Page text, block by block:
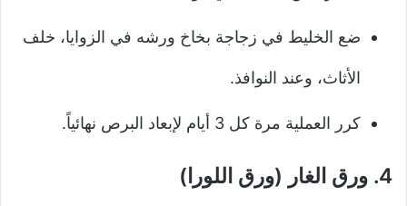
ضع الخليط في زجاجة بخاخ ورشه في الزوايا، خلف
الأثاث، وعند النوافذ.
كرر العملية مرة كل 3 أيام لإبعاد البرص نهائياً.
4. ورق الغار (ورق اللورا)